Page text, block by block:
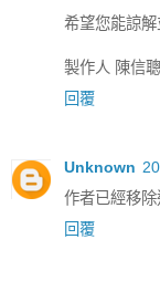
希望您能諒解
製作人 陳信
回覆
Unknown
作者已經移除
回覆